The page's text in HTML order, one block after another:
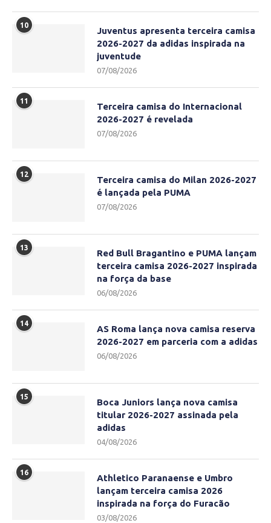
10
Juventus apresenta terceira camisa
2026-2027 da adidas inspirada na
juventude
07/08/2026
11
Terceira camisa do Internacional
2026-2027 é revelada
07/08/2026
12
Terceira camisa do Milan 2026-2027
é lançada pela PUMA
07/08/2026
13
Red Bull Bragantino e PUMA lançam
terceira camisa 2026-2027 inspirada
na força da base
06/08/2026
14
AS Roma lança nova camisa reserva
2026-2027 em parceria com a adidas
06/08/2026
15
Boca Juniors lança nova camisa
titular 2026-2027 assinada pela
adidas
04/08/2026
16
Athletico Paranaense e Umbro
lançam terceira camisa 2026
inspirada na força do Furacão
03/08/2026